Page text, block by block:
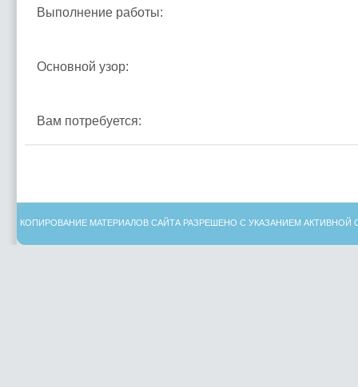
Выполнение работы:
Основной узор:
Вам потребуется:
КОПИРОВАНИЕ МАТЕРИАЛОВ САЙТА РАЗРЕШЕНО С УКАЗАНИЕМ АКТИВНОЙ